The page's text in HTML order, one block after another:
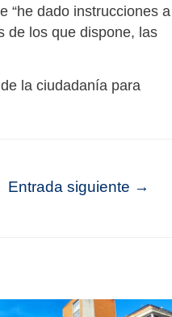
“he dado instrucciones a
de los que dispone, las
la ciudadanía para
Entrada siguiente →